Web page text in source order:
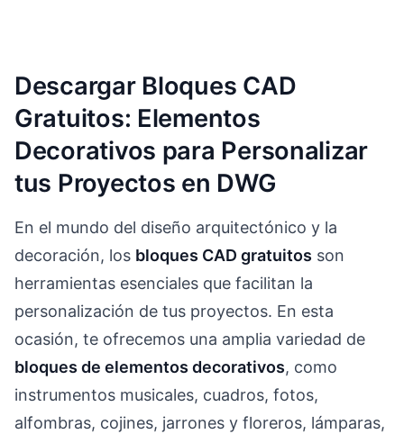
Descargar Bloques CAD
Gratuitos: Elementos
Decorativos para Personalizar
tus Proyectos en DWG
En el mundo del diseño arquitectónico y la
decoración, los bloques CAD gratuitos son
herramientas esenciales que facilitan la
personalización de tus proyectos. En esta
ocasión, te ofrecemos una amplia variedad de
bloques de elementos decorativos, como
instrumentos musicales, cuadros, fotos,
alfombras, cojines, jarrones y floreros, lámparas,